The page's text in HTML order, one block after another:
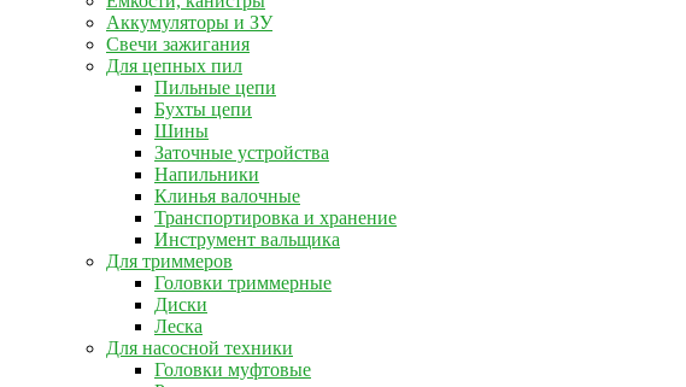
Аккумуляторы и ЗУ
Свечи зажигания
Для цепных пил
Пильные цепи
Бухты цепи
Шины
Заточные устройства
Напильники
Клинья валочные
Транспортировка и хранение
Инструмент вальщика
Для триммеров
Головки триммерные
Диски
Леска
Для насосной техники
Головки муфтовые